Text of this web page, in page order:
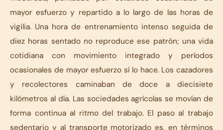
mayor esfuerzo y repartido a lo largo de las horas de
vigilia. Una hora de entrenamiento intenso seguida de
diez horas sentado no reproduce ese patrón; una vida
cotidiana con movimiento integrado y períodos
ocasionales de mayor esfuerzo sí lo hace. Los cazadores
y recolectores caminaban de doce a diecisiete
kilómetros al día. Las sociedades agrícolas se movían de
forma continua al ritmo del trabajo. El paso al trabajo
sedentario y al transporte motorizado es, en términos